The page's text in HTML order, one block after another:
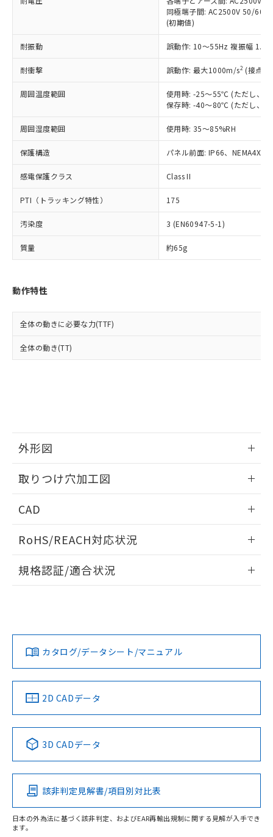
同極端子間: AC2500V 50/
(初期値)
耐振動 誤動作: 10～55Hz 複振幅
耐衝撃 誤動作: 最大1000m/s2 (接点
周囲温度範囲
使用時: -25～55℃ (ただし、氷
保存時: -40～80℃ (ただし、氷
周囲湿度範囲 使用時: 35～85%RH
保護構造 パネル前面: IP66、NEMA4X,
感電保護クラス Class II
PTI（トラッキング特性） 175
汚染度 3 (EN60947-5-1)
質量 約65g
動作特性
全体の動きに必要な力(TTF)
全体の動き(TT)
外形図
取りつけ穴加工図
CAD
ドすることができます。
ログイン/会員登録
ダウンロードデータをご利用いただく前に、以下を必ずお読
みください。
ソフトウェアの使用条件
RoHS/REACH対応状況
EU RoHS 注意事項・凡例
対応済み
中国 RoHS 注意事項・凡例
Pb Hg Cd Cr(VI)
O
規格認証/適合状況
カタログ/データシート/マニュアル
2D CADデータ
3D CADデータ
該非判定見解書/項目別対比表
日本の外為法に基づく該非判定、およびEAR再輸出規制に関する見解が入手でき
ます。
在庫状況および標準価格照会結果は、
記載している更新日時点での社内デー
タに基づき作成されるものであり、閲
覧された時点での実際の在庫および標
準価格とは異なる場合があることをご
正式な納期状況および標準価格はお客
様のお取引先、またはお客様担当のオ
ムロン制御機器販売店・当社販売員に
オムロン制御機器販売店や当社販売拠
販売ネットワーク
」をご確認
在庫状況および標準価格結果を当社の
事前の承諾なく第三者に漏洩または開
示しないようお願いします。
マイパーツ機能（部品リスト作成サー
ビス）をご利用いただくには、I-Web
メンバーズにご登録されている必要が
引・商談に必要な範囲で利用すること
をご了承ください。
※当社の共同利用者とは、
の共同利用に関して"
の「1.共同利
むを得ず変更することがあります。
六価クロム(Cr(Ⅵ)) 1000ppm以下、ポリ臭化ビフェニル
類(PBB) 1000ppm以下、ポリ臭化ジフェニルエーテル類
(PBDE) 1000ppm以下、フタル酸ビス(2-エチルヘキシ
ル) (DEHP)(別名：DOP) 1000ppm以下、フタル酸ブチ
ルベンジル（BBP） 1000ppm以下、フタル酸ジブチル
（DBP） 1000ppm以下、フタル酸ジイソブチル
適用除外項目は除く。
フタル酸エステル類の４物質については閾値を超える意
図的な使用がないことを確認しています。
部品在庫の切り替え状況などにより、予定
月が前後することがあります。
とができます。
51物質の非含有証明書（当社基準）
欄に対応日を記載しておりました。
既に当社にて対応品への在庫切替を完了
していることから、特段のことがない限
り、2022年1月12日より割愛しておりま
す。
「－」：未確認です。当社販売部門へお問
*中国RoHS10物質の基準値 (GB/T26572)：
Pb(鉛) :1000ppm、 Hg(水銀) : 1000ppm、 Cd(カドミウ
Cr(Ⅵ)(六価クロム) : 1000ppm、 PBBs(ポリ臭化ビフェ
DBP(フタル酸ジブチル) : 1000ppm、 DIBP(フタル酸ジ
イソブチル) : 1000ppm、 BBP(フタル酸ブチルベンジ
DEHP(フタル酸ビス(2-エチルヘキシル)) : 1000ppm
※2 環境保護使用期限
「ｅ」：有害物質（10物質）のすべてが基
準値以下であることを示します。
「10」：通常の使用状況下において有害物
質が外部に漏えいし、環境に深刻な影響を
及ぼさない年数を意味します。
「－」：未確認です。当社販売部門へお問
い合わせください。
為替および外国貿易法に定める商品
（以下｢規制貨物等」という）を輸出
または国外への提供する場合は、日本
国政府の輸出許可(または役務取引許
可)を取得するなどの必要な手続きを
当社は規制貨物を破棄する場合は、完
全に破砕するなど、違法に輸出されな
いよう必要な手段を講じます。
当社は貴社製品を、核兵器、ミサイ
ル、化学兵器、生物兵器またはその他
武器並びにこれらの製造装置等に一切
当社は、貴社製品を第三者に販売する
場合は、上記1、2および3の内容を当
該第三者に通知します。また当社は、
販売先および販売に係わる関係者が違
法に輸出するおそれがある場合は、取
り引きをいたしません。
一定数以上の在庫あり
一定数には満たないが在庫あり
在庫なし(最新の在庫状況につ
いては、お客様のお取引先、ま
たはお客様担当のオムロン制御
機器販売店・当社販売員にご確
受注生産機種、また在庫状況の
情報を公開していない機種